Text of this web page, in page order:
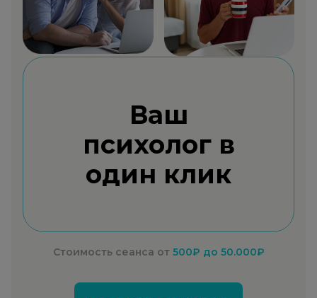
Ваш
психолог в
один клик
Стоимость сеанса от 500₽ до 50.000₽